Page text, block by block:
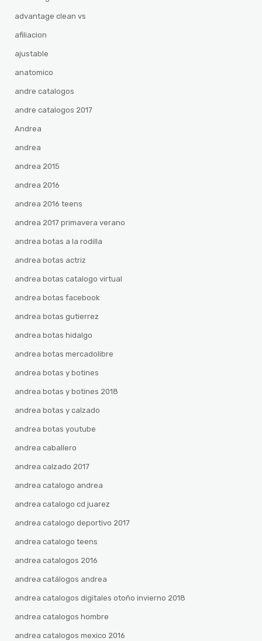
advantage clean vs
afiliacion
ajustable
anatomico
andre catalogos
andre catalogos 2017
Andrea
andrea
andrea 2015
andrea 2016
andrea 2016 teens
andrea 2017 primavera verano
andrea botas a la rodilla
andrea botas actriz
andrea botas catalogo virtual
andrea botas facebook
andrea botas gutierrez
andrea botas hidalgo
andrea botas mercadolibre
andrea botas y botines
andrea botas y botines 2018
andrea botas y calzado
andrea botas youtube
andrea caballero
andrea calzado 2017
andrea catalogo andrea
andrea catalogo cd juarez
andrea catalogo deportivo 2017
andrea catalogo teens
andrea catalogos 2016
andrea catálogos andrea
andrea catalogos digitales otoño invierno 2018
andrea catalogos hombre
andrea catalogos mexico 2016